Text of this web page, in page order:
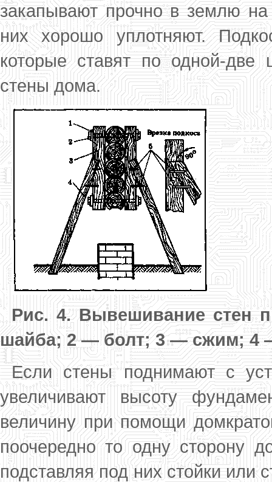
закапывают прочно в землю
них хорошо уплотняют.
которые ставят по одной-две
стены дома.
Рис. 4. Вывешивание стен
шайба; 2 — болт; 3 — сжим; 4
Если стены поднимают с
увеличивают высоту
величину при помощи
поочередно то одну сторону
подставляя под них стойки или